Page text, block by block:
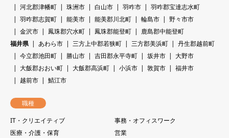
河北郡津幡町
珠洲市 白山市 羽咋市
羽咋郡宝達志水町
羽咋郡志賀町
能美市 能美郡川北町 輪島市
野々市市
金沢市
鳳珠郡穴水町 鳳珠郡能登町
鹿島郡中能登町
福井県
あわら市 三方上中郡若狭町 三方郡美浜町
丹生郡越前町
今立郡池田町
勝山市 吉田郡永平寺町 坂井市
大野市
大飯郡おおい町
大飯郡高浜町 小浜市 敦賀市
福井市
越前市
鯖江市
職種
IT・クリエイティブ
事務・オフィスワーク
医療・介護・保育
営業